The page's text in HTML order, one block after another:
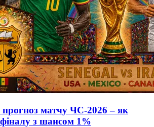
прогноз матчу ЧС-2026 – як
з шансом 1%